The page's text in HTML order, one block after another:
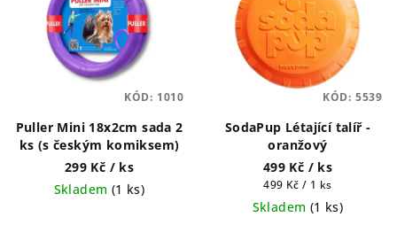
Puller Mini 18x2cm sada 2
ks (s českým komiksem)
299 Kč / ks
Skladem (1 ks)
KÓD: 1010
SodaPup Létající talíř -
oranžový
499 Kč / ks
Měrná
cena:
499 Kč / 1 ks
Skladem (1 ks)
KÓD: 5539